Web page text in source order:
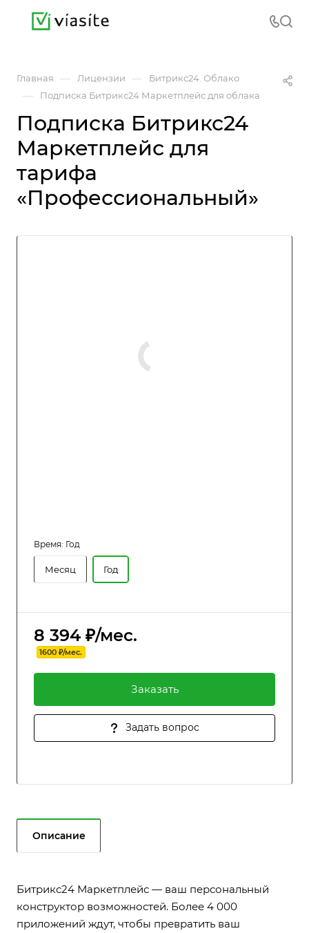
Главная — Лицензии — Битрикс24. Облако
— Подписка Битрикс24 Маркетплейс для облака
Подписка Битрикс24
Маркетплейс для
тарифа
«Профессиональный»
Время: Год
Месяц Год
8 394 ₽/мес.
1600 ₽/мес.
Заказать
Задать вопрос
Описание
Битрикс24 Маркетплейс — ваш персональный
конструктор возможностей. Более 4 000
приложений ждут, чтобы превратить ваш